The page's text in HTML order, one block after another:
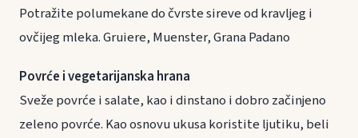
Potražite polumekane do čvrste sireve od kravljeg i
ovčijeg mleka. Gruiere, Muenster, Grana Padano
Povrće i vegetarijanska hrana
Sveže povrće i salate, kao i dinstano i dobro začinjeno
zeleno povrće. Kao osnovu ukusa koristite ljutiku, beli